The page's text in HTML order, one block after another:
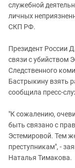
служебной
личных
СКП РФ.
Президент России
связи с убийством
Следственного
Бастрыкину взять
сообщила пресс-
"К сожалению,
быть связано с
Эстемировой. Тем
преступникам", -
Наталья Тимакова.